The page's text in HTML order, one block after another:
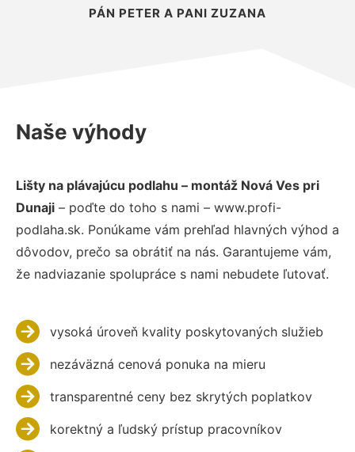
PÁN PETER A PANI ZUZANA
Naše výhody
Lišty na plávajúcu podlahu – montáž Nová Ves pri
Dunaji – poďte do toho s nami – www.profi-
podlaha.sk. Ponúkame vám prehľad hlavných výhod a
dôvodov, prečo sa obrátiť na nás. Garantujeme vám,
že nadviazanie spolupráce s nami nebudete ľutovať.
vysoká úroveň kvality poskytovaných služieb
nezáväzná cenová ponuka na mieru
transparentné ceny bez skrytých poplatkov
korektný a ľudský prístup pracovníkov